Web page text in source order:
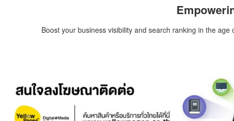
Boost your business visibility and search ranking in the